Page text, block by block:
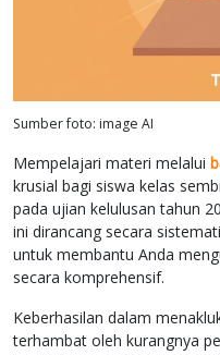
Sumber foto: image AI
Mempelajari materi melalui
krusial bagi siswa kelas
pada ujian kelulusan tahun
ini dirancang secara
untuk membantu Anda
secara komprehensif.
Keberhasilan dalam
terhambat oleh kurangnya